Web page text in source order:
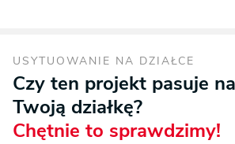
USYTUOWANIE NA DZIAŁCE
Czy ten projekt pasuje na
Twoją działkę?
Chętnie to sprawdzimy!